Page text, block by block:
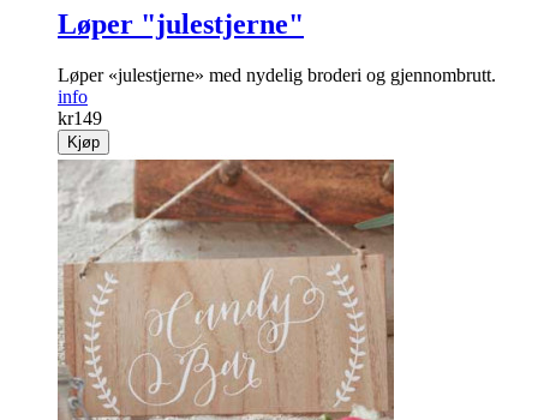
Løper "julestjerne"
Løper «julestjerne» med nydelig broderi og gjennombrutt.
info
kr149
Kjøp